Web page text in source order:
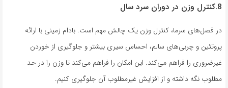
8.کنترل وزن در دوران سرد سال
در فصل‌های سرما، کنترل وزن یک چالش مهم است. بادام زمینی با ارائه
پروتئین و چربی‌های سالم، احساس سیری بیشتر و جلوگیری از خوردن
غیرضروری را فراهم می‌کند. این امکان را فراهم می‌کند تا وزن را در حد
مطلوب نگه داشته و از افزایش غیرمطلوب آن جلوگیری کنیم.